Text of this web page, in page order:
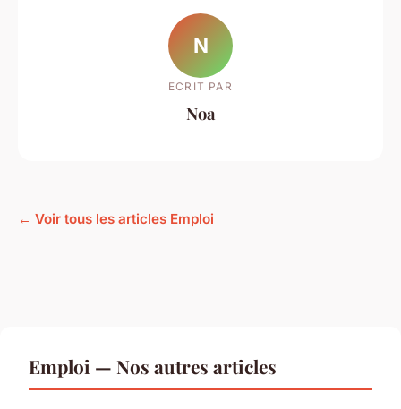
N
ECRIT PAR
Noa
← Voir tous les articles Emploi
Emploi — Nos autres articles